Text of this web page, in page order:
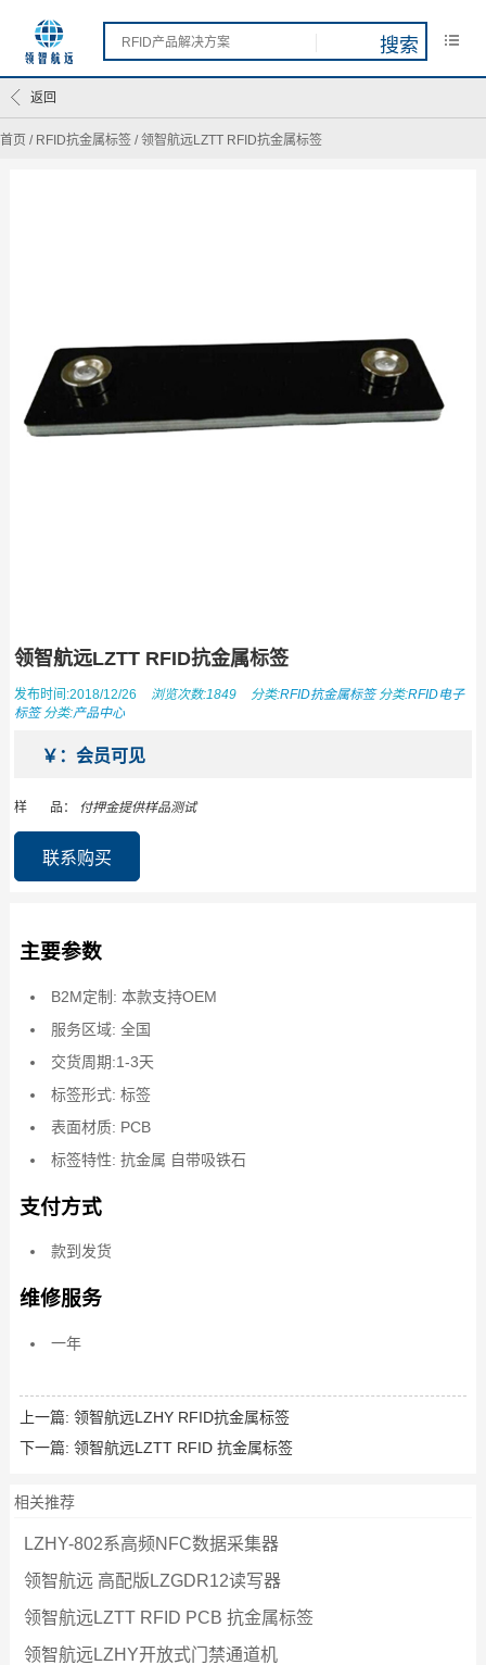
首页 / RFID抗金属标签 /领智航远LZTT RFID抗金属标签
返回
领智航远LZTT RFID抗金属标签
发布时间:2018/12/26 浏览次数:1849 分类:RFID抗金属标签分类:RFID电子
标签分类:产品中心
￥：会员可见
样 品： 付押金提供样品测试
联系购买
主要参数
B2M定制: 本款支持OEM
服务区域: 全国
交货周期:1-3天
标签形式: 标签
表面材质: PCB
标签特性: 抗金属 自带吸铁石
支付方式
款到发货
维修服务
一年
上一篇: 领智航远LZHY RFID抗金属标签
下一篇: 领智航远LZTT RFID 抗金属标签
相关推荐
LZHY-802系高频NFC数据采集器
领智航远 高配版LZGDR12读写器
领智航远LZTT RFID PCB 抗金属标签
领智航远LZHY开放式门禁通道机